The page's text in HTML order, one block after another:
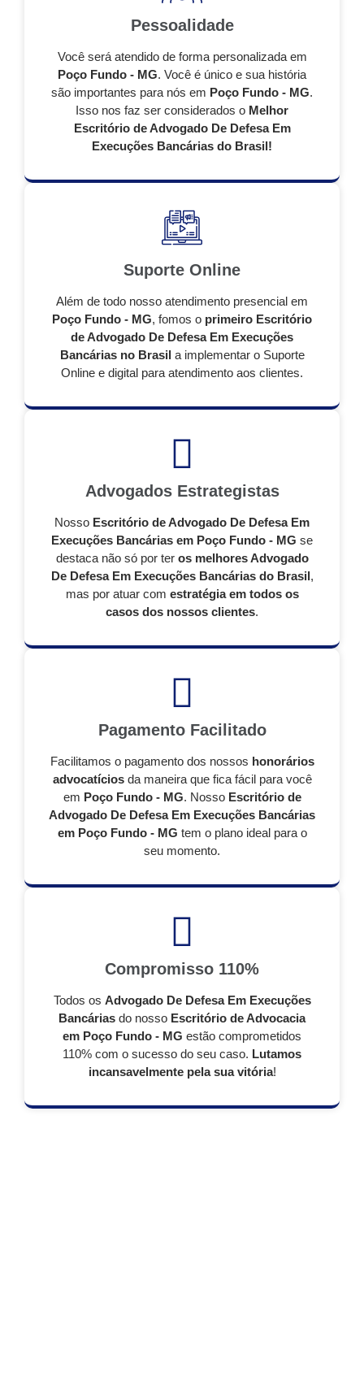
Pessoalidade
Você será atendido de forma personalizada em
Poço Fundo - MG. Você é único e sua história
são importantes para nós em Poço Fundo - MG.
Isso nos faz ser considerados o Melhor
Escritório de Advogado De Defesa Em
Execuções Bancárias do Brasil!
Suporte Online
Além de todo nosso atendimento presencial em
Poço Fundo - MG, fomos o primeiro Escritório
de Advogado De Defesa Em Execuções
Bancárias no Brasil a implementar o Suporte
Online e digital para atendimento aos clientes.
Advogados Estrategistas
Nosso Escritório de Advogado De Defesa Em
Execuções Bancárias em Poço Fundo - MG se
destaca não só por ter os melhores Advogado
De Defesa Em Execuções Bancárias do Brasil,
mas por atuar com estratégia em todos os
casos dos nossos clientes.
Pagamento Facilitado
Facilitamos o pagamento dos nossos honorários
advocatíciosda maneira que fica fácil para você
em Poço Fundo - MG. Nosso Escritório de
Advogado De Defesa Em Execuções Bancárias
em Poço Fundo - MG tem o plano ideal para o
seu momento.
Compromisso 110%
Todos os Advogado De Defesa Em Execuções
Bancárias do nosso Escritório de Advocacia
em Poço Fundo - MG estão comprometidos
110% com o sucesso do seu caso. Lutamos
incansavelmente pela sua vitória!